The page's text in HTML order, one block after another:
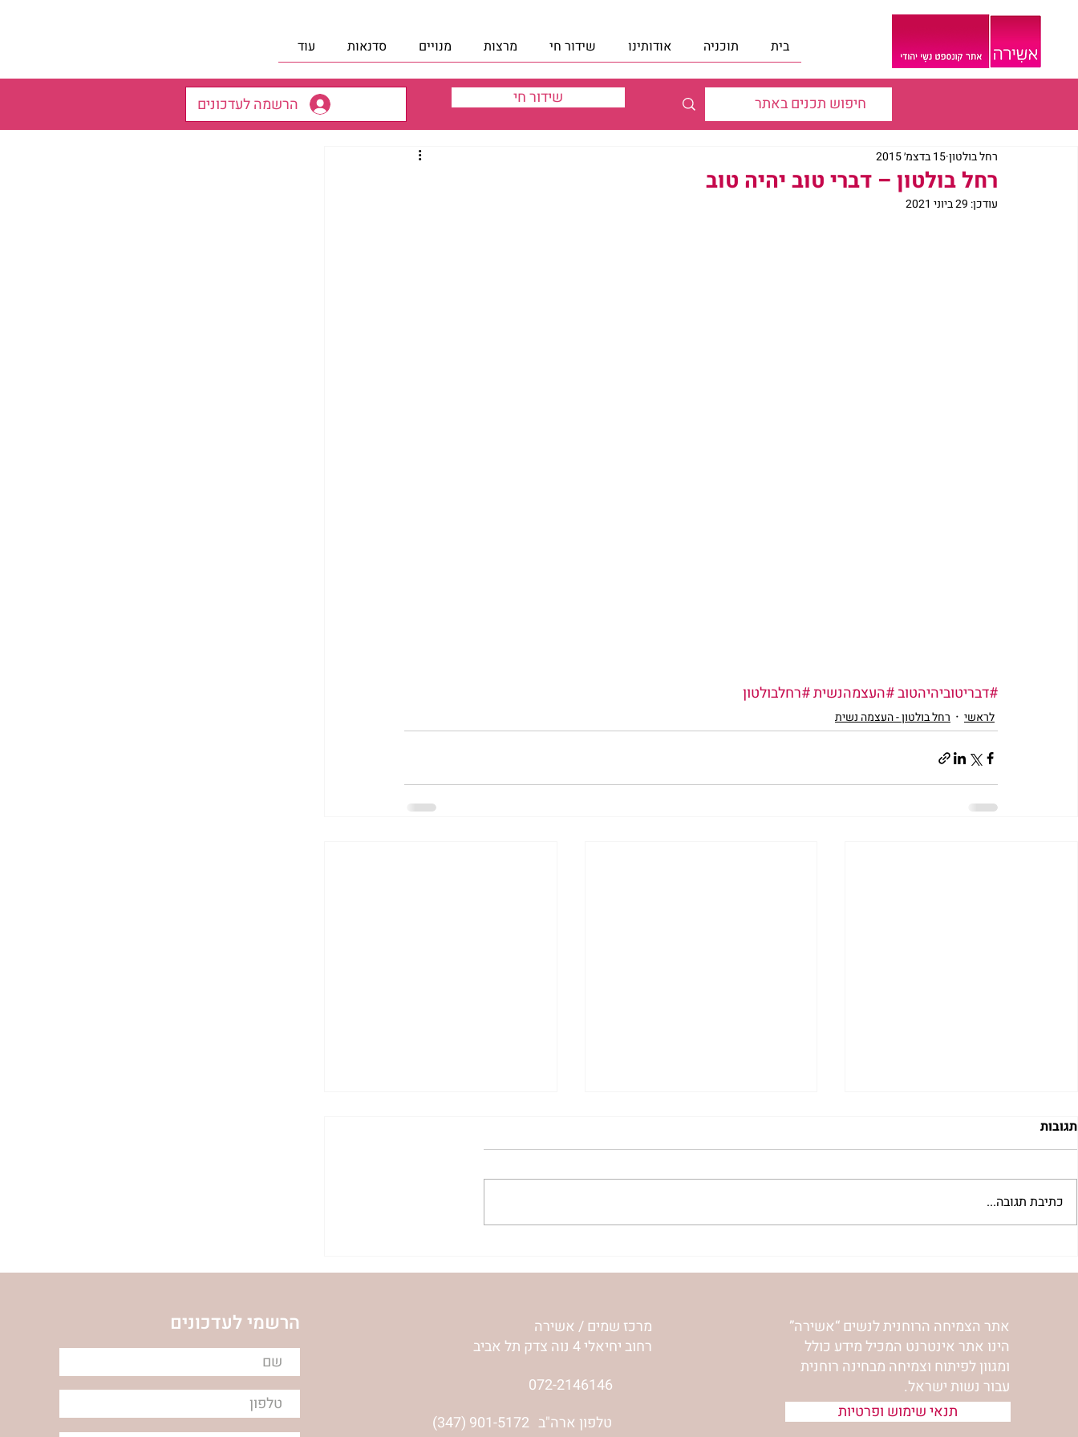
בית תוכניה אודותינו שידור חי מרצות מנויים סדנאות עוד
הרשמה לעדכונים שידור חי
רחל בולטון – דברי טוב יהיה טוב
רחל בולטון15 בדצמ׳ 2015
עודכן: 29 ביוני 2021
#דבריטוביהיהטוב#העצמהנשית#רחלבולטון
לראשי רחל בולטון - העצמה נשית
עם ליאת שי, אשת הלום קרב
תגובות
כתיבת תגובה...
הרשמי לעדכונים
מרכז שמים / אשירה
רחוב יחיאלי 4 נוה צדק תל אביב
072-2146146
(347) 901-5172 טלפון ארה"ב
אתר הצמיחה הרוחנית לנשים “אשירה”
הינו אתר אינטרנט המכיל מידע כולל
ומגוון לפיתוח וצמיחה מבחינה רוחנית
עבור נשות ישראל.
תנאי שימוש ופרטיות